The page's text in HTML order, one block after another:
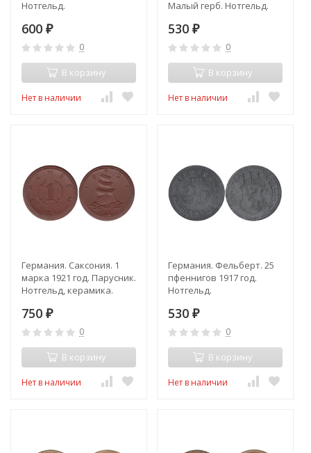
Нотгельд.
600 ₽
0
В корзину
Нет в наличии
Малый герб. Нотгельд.
530 ₽
0
В корзину
Нет в наличии
Германия. Саксония. 1
марка 1921 год. Парусник.
Нотгельд, керамика.
750 ₽
0
В корзину
Нет в наличии
Германия. Фельберт. 25
пфеннигов 1917 год.
Нотгельд.
530 ₽
0
В корзину
Нет в наличии